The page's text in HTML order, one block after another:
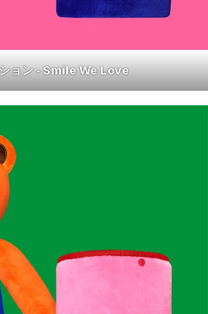
ョン ‐ Smile We Love